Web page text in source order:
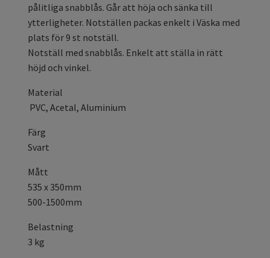
pålitliga snabblås. Går att höja och sänka till
ytterligheter. Notställen packas enkelt i Väska med
plats för 9 st notställ.
Notställ med snabblås. Enkelt att ställa in rätt
höjd och vinkel.
Material
PVC, Acetal, Aluminium
Färg
Svart
Mått
535 x 350mm
500-1500mm
Belastning
3 kg